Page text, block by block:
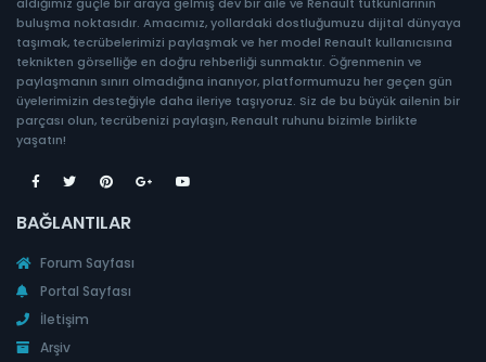
buluşma noktasıdır. Amacımız, yollardaki dostluğumuzu dijital dünyaya
taşımak, tecrübelerimizi paylaşmak ve her model Renault kullanıcısına
teknikten görselliğe en doğru rehberliği sunmaktır. Öğrenmenin ve
paylaşmanın sınırı olmadığına inanıyor, platformumuzu her geçen gün
üyelerimizin desteğiyle daha ileriye taşıyoruz. Siz de bu büyük ailenin bir
parçası olun, tecrübenizi paylaşın, Renault ruhunu bizimle birlikte
yaşatın!
BAĞLANTILAR
Forum Sayfası
Portal Sayfası
İletişim
Arşiv